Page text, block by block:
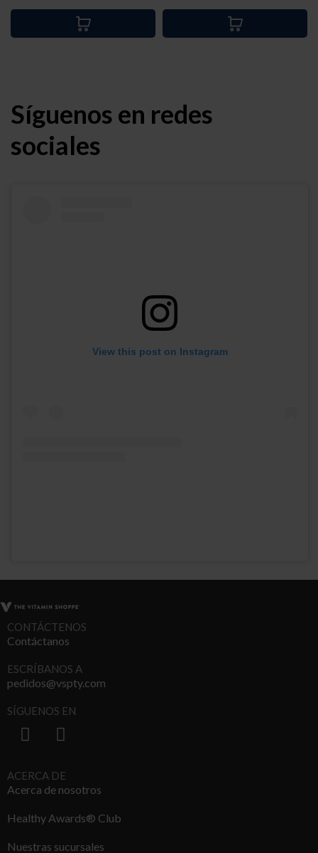
Síguenos en redes
sociales
View this post on Instagram
Post
Post
CONTÁCTENOS
Contáctanos
ESCRÍBANOS A
pedidos@vspty.com
SÍGUENOS EN
ACERCA DE
Acerca de nosotros
Healthy Awards® Club
Nuestras sucursales